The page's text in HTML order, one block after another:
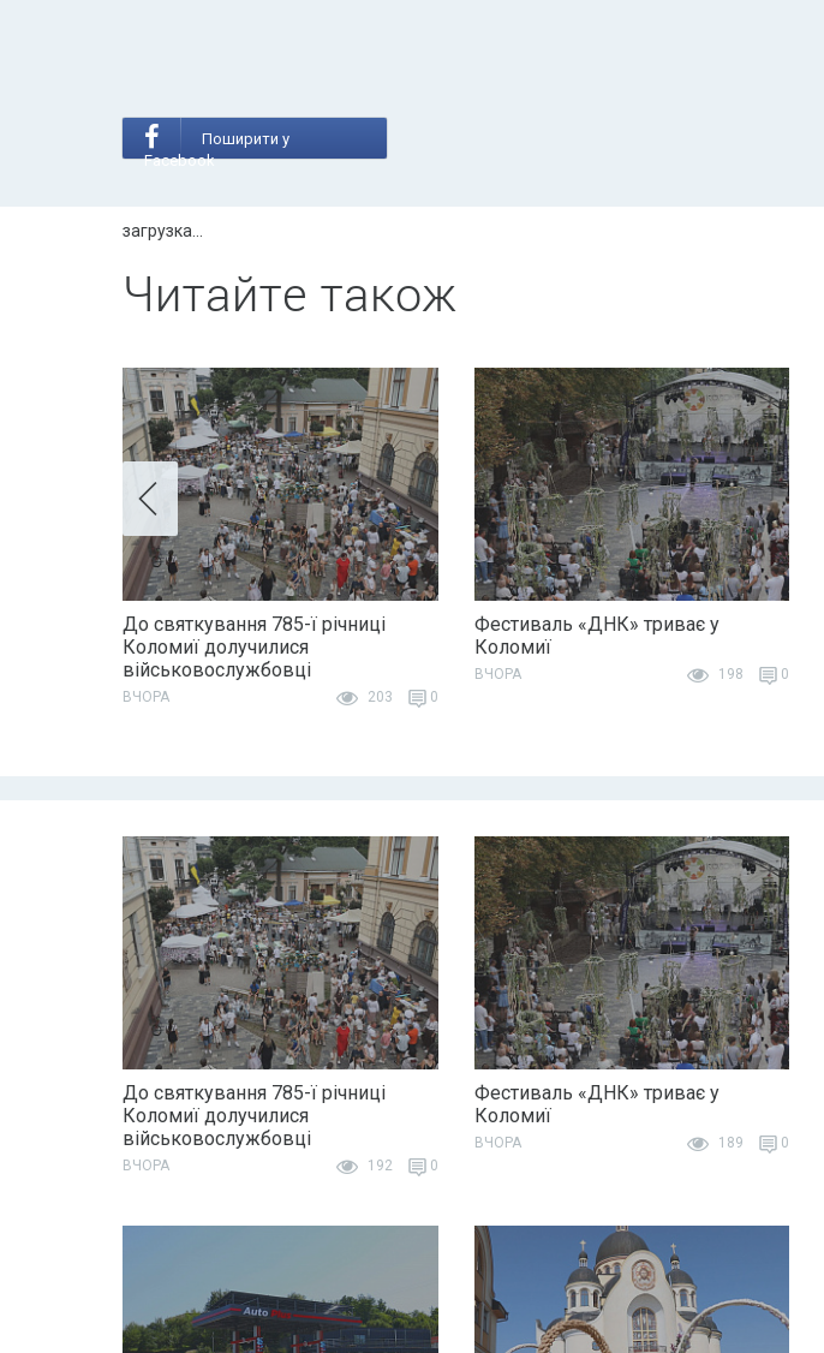
Поширити у
Facebook
загрузка...
Читайте також
До святкування 785-ї річниці
Коломиї долучилися
військовослужбовці
ВЧОРА 203 0
Фестиваль «ДНК» триває у
Коломиї
ВЧОРА 198 0
До святкування 785-ї річниці
Коломиї долучилися
військовослужбовці
ВЧОРА 192 0
Фестиваль «ДНК» триває у
Коломиї
ВЧОРА 189 0